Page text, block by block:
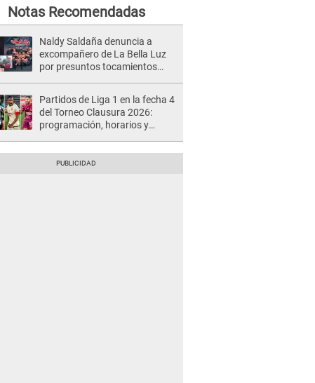
Notas Recomendadas
Naldy Saldaña denuncia a
excompañero de La Bella Luz
por presuntos tocamientos
Partidos de Liga 1 en la fecha 4
del Torneo Clausura 2026:
programación, horarios y